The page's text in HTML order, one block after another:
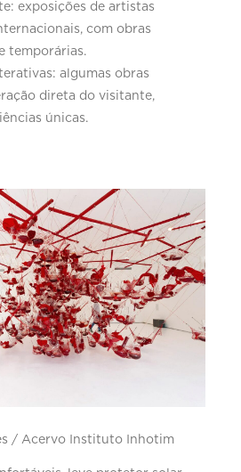
exposições de artistas
com obras
temporárias.
algumas obras
direta do visitante,
únicas.
/ Acervo Instituto Inhotim